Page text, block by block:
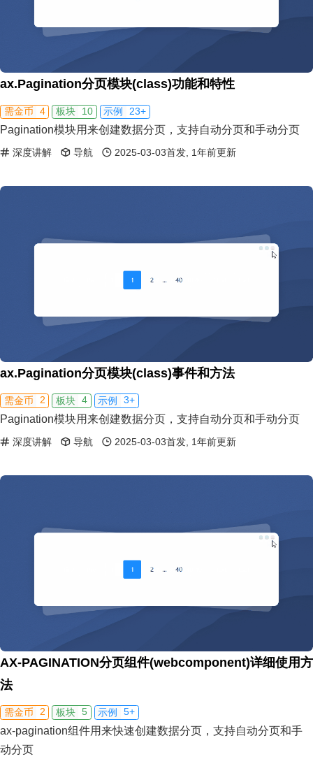
ax.Pagination分页模块(class)功能和特性
需金币 4 板块 10 示例 23+
Pagination模块用来创建数据分页，支持自动分页和手动分页
深度讲解 导航 2025-03-03首发, 1年前更新
ax.Pagination分页模块(class)事件和方法
需金币 2 板块 4 示例 3+
Pagination模块用来创建数据分页，支持自动分页和手动分页
深度讲解 导航 2025-03-03首发, 1年前更新
AX-PAGINATION分页组件(webcomponent)详细使用方
法
需金币 2 板块 5 示例 5+
ax-pagination组件用来快速创建数据分页，支持自动分页和手
动分页